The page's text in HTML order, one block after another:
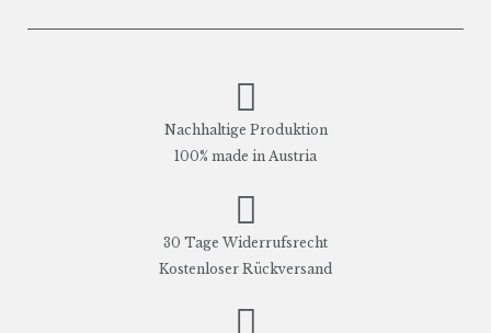
Nachhaltige Produktion
100% made in Austria
30 Tage Widerrufsrecht
Kostenloser Rückversand